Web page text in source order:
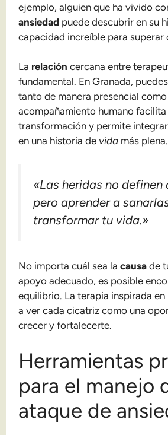
ejemplo, alguien que ha vivido
ansiedad puede descubrir en su
capacidad increíble para superar
La relación cercana entre
fundamental. En Granada,
tanto de manera presencial
acompañamiento humano facilita
transformación y permite
en una historia de vida más plena.
«Las heridas no definen
pero aprender a
transformar tu vida.»
No importa cuál sea lacausa de
apoyo adecuado, es posible
equilibrio. La terapia inspirada
a ver cada cicatriz como una
crecer y fortalecerte.
Herramientas
para el manejo
ataque de